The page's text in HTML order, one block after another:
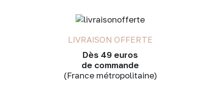
LIVRAISON OFFERTE
Dès 49 euros
de commande
(France métropolitaine)